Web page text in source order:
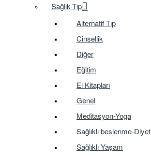
Sağlık-Tıp
Alternatif Tıp
Cinsellik
Diğer
Eğitim
El Kitapları
Genel
Meditasyon-Yoga
Sağlıklı beslenme-Diyet
Sağlıklı Yaşam